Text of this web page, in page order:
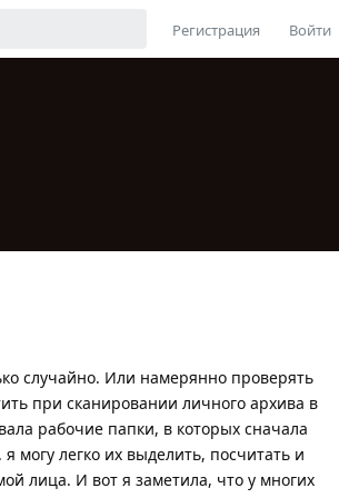
Регистрация Войти
случайно. Или намерянно проверять
при сканировании личного архива в
рабочие папки, в которых сначала
могу легко их выделить, посчитать и
лица. И вот я заметила, что у многих